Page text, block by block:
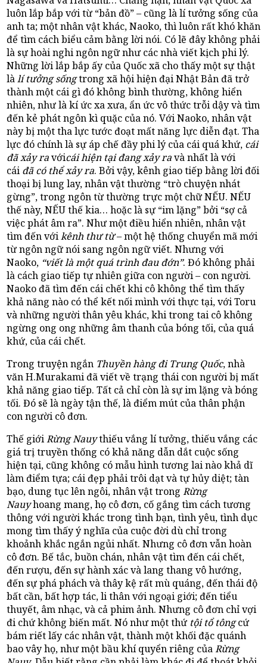
luôn lắp bắp với từ “bản đồ” – cũng là lí tưởng sống của
anh ta; một nhân vật khác, Naoko, thì luôn rất khó khăn
để tìm cách biểu cảm bằng lời nói. Có lẽ đây không phải
là sự hoài nghi ngôn ngữ như các nhà viết kịch phi lý.
Những lời lắp bắp ấy của Quốc xã cho thấy một sự thật
làlí tưởng sốngtrong xã hội hiện đại Nhật Bản đã trở
thành một cái gì đó không bình thường, không hiển
nhiên, như là kí ức xa xưa, ẩn ức vô thức trỗi dậy và tìm
đến kẻ phát ngôn kì quặc của nó. Với Naoko, nhân vật
này bị một tha lực tước đoạt mất năng lực diễn đạt. Tha
lực đó chính là sự áp chế đầy phi lý của cái quá khứ, cái
đã xảy ravớicái hiện tại đang xảy ravà nhất là với
cái đã có thể xảy ra. Bởi vậy, kênh giao tiếp bằng lời đối
thoại bị lung lay, nhân vật thường “trò chuyện nhát
gừng”, trong ngôn từ thường trực một chữ NẾU. NẾU
thế này, NẾU thế kia… hoặc là sự “im lặng” bởi “sợ cả
việc phát âm ra”. Như một điều hiển nhiên, nhân vật
tìm đến vớikênh thư từ– một hệ thống chuyển mã mới
từ ngôn ngữ nói sang ngôn ngữ viết. Nhưng với
Naoko, “viết là một quá trình đau đớn”. Đó không phải
là cách giao tiếp tự nhiên giữa con người – con người.
Naoko đã tìm đến cái chết khi cô không thể tìm thấy
khả năng nào có thể kết nối mình với thực tại, với Toru
và những người thân yêu khác, khi trong tai cô không
ngừng ong ong những âm thanh của bóng tối, của quá
khứ, của cái chết.
Trong truyện ngắn Thuyền hàng đi Trung Quốc, nhà
văn H.Murakami đã viết về trạng thái con người bị mất
khả năng giao tiếp. Tất cả chỉ còn là sự im lặng và bóng
tối. Đó sẽ là ngày tận thế, là điểm mút của thân phận
con người cô đơn.
Thế giớiRừng Nauythiếu vắng lí tưởng, thiếu vắng các
giá trị truyền thống có khả năng dẫn dắt cuộc sống
hiện tại, cũng không có mẫu hình tương lai nào khả dĩ
làm điểm tựa; cái đẹp phải trôi dạt và tự hủy diệt; tàn
bạo, dung tục lên ngôi, nhân vật trong Rừng
Nauyhoang mang, họ cô đơn, cố gắng tìm cách tương
thông với người khác trong tình bạn, tình yêu, tình dục
mong tìm thấy ý nghĩa của cuộc đời dù chỉ trong
khoảnh khắc ngắn ngủi nhất. Nhưng cô đơn vẫn hoàn
cô đơn. Bế tắc, buồn chán, nhân vật tìm đến cái chết,
đến rượu, đến sự hành xác và lang thang vô hướng,
đến sự phá phách và thây kệ rất mù quáng, đến thái độ
bất cần, bất hợp tác, li thân với ngoại giới; đến tiểu
thuyết, âm nhạc, và cả phim ảnh. Nhưng cô đơn chỉ vợi
đi chứ không biến mất. Nó như một thứ tội tổ tôngcứ
bám riết lấy các nhân vật, thành một khối đặc quánh
bao vây họ, như một bầu khí quyển riêng củaRừng